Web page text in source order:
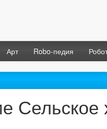
Арт Robo-педия
Сельское